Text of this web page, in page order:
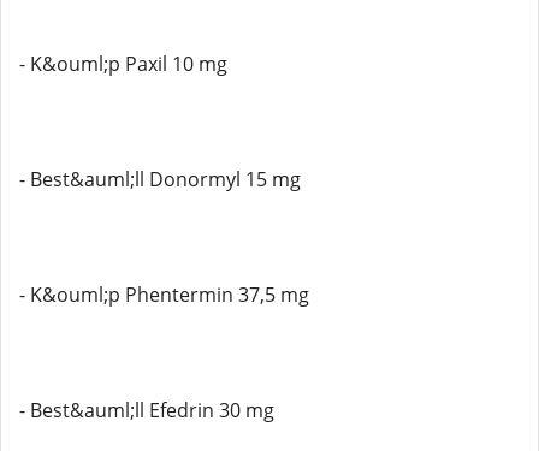
- K&ouml;p Paxil 10 mg
- Best&auml;ll Donormyl 15 mg
- K&ouml;p Phentermin 37,5 mg
- Best&auml;ll Efedrin 30 mg